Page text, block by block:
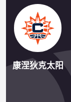
康涅狄克太阳